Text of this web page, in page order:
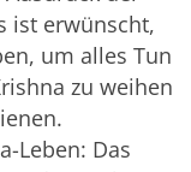
ist erwünscht,
um alles Tun
zu weihen
Leben: Das